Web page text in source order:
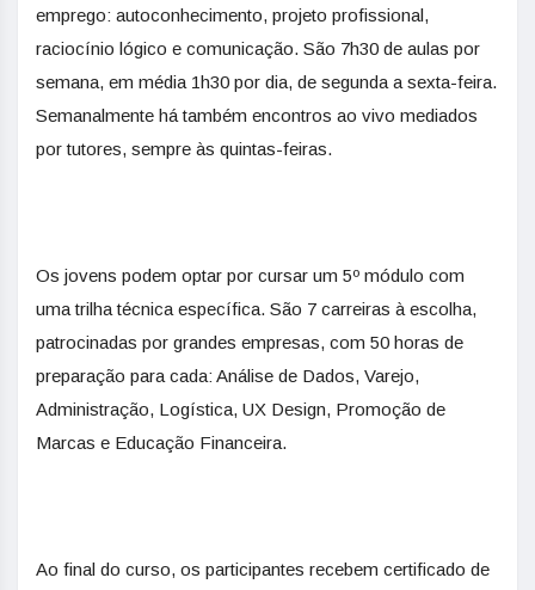
emprego: autoconhecimento, projeto profissional,
raciocínio lógico e comunicação. São 7h30 de aulas por
semana, em média 1h30 por dia, de segunda a sexta-feira.
Semanalmente há também encontros ao vivo mediados
por tutores, sempre às quintas-feiras.
Os jovens podem optar por cursar um 5º módulo com
uma trilha técnica específica. São 7 carreiras à escolha,
patrocinadas por grandes empresas, com 50 horas de
preparação para cada: Análise de Dados, Varejo,
Administração, Logística, UX Design, Promoção de
Marcas e Educação Financeira.
Ao final do curso, os participantes recebem certificado de